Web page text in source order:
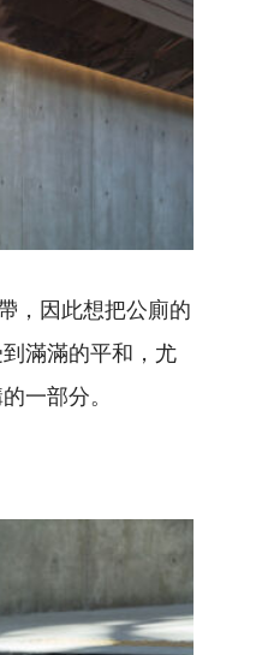
，因此想把公廁的
滿滿的平和，尤
一部分。